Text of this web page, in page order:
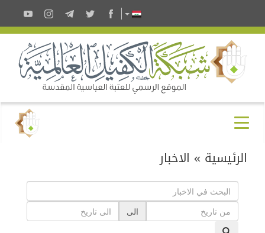
الرئيسية » الاخبار
الى